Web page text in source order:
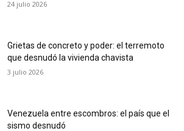
24 julio 2026
Grietas de concreto y poder: el terremoto
que desnudó la vivienda chavista
3 julio 2026
Venezuela entre escombros: el país que el
sismo desnudó